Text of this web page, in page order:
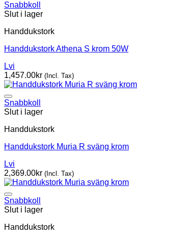
Snabbkoll
Slut i lager
Handdukstork
Handdukstork Athena S krom 50W
Lvi
1,457.00kr (Incl. Tax)
Snabbkoll
Slut i lager
Handdukstork
Handdukstork Muria R sväng krom
Lvi
2,369.00kr (Incl. Tax)
Snabbkoll
Slut i lager
Handdukstork